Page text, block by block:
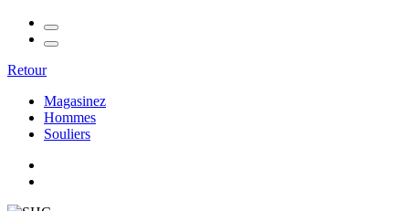
Retour
Magasinez
Hommes
Souliers